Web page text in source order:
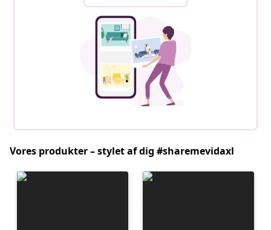
Vores produkter – stylet af dig #sharemevidaxl